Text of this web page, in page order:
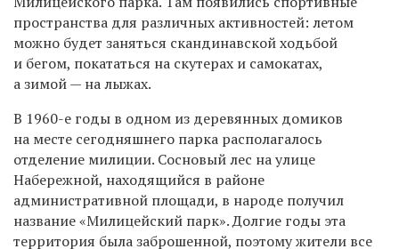
пространства для различных активностей: летом
можно будет заняться скандинавской ходьбой
и бегом, покататься на скутерах и самокатах,
а зимой — на лыжах.
В 1960-е годы в одном из деревянных домиков
на месте сегодняшнего парка располагалось
отделение милиции. Сосновый лес на улице
Набережной, находящийся в районе
административной площади, в народе получил
название «Милицейский парк». Долгие годы эта
территория была заброшенной, поэтому жители все